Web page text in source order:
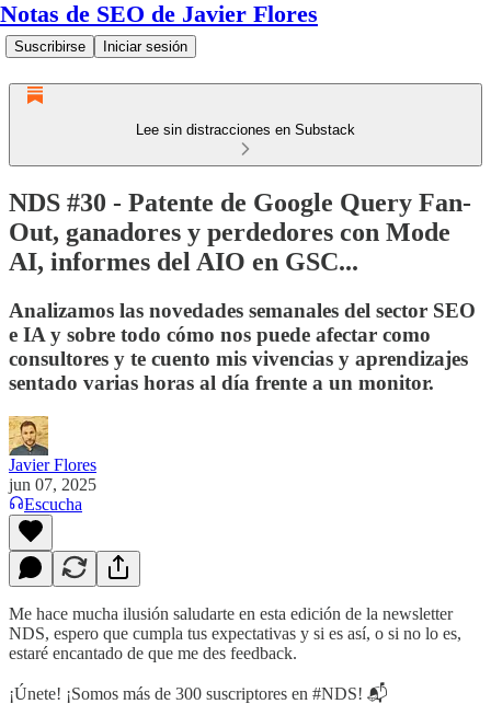
Notas de SEO de Javier Flores
Suscribirse Iniciar sesión
Lee sin distracciones en Substack
NDS #30 - Patente de Google Query Fan-
Out, ganadores y perdedores con Mode
AI, informes del AIO en GSC...
Analizamos las novedades semanales del sector SEO
e IA y sobre todo cómo nos puede afectar como
consultores y te cuento mis vivencias y aprendizajes
sentado varias horas al día frente a un monitor.
Javier Flores
jun 07, 2025
Escucha
Me hace mucha ilusión saludarte en esta edición de la newsletter
NDS, espero que cumpla tus expectativas y si es así, o si no lo es,
estaré encantado de que me des feedback.
¡Únete! ¡Somos más de 300 suscriptores en #NDS! 📬